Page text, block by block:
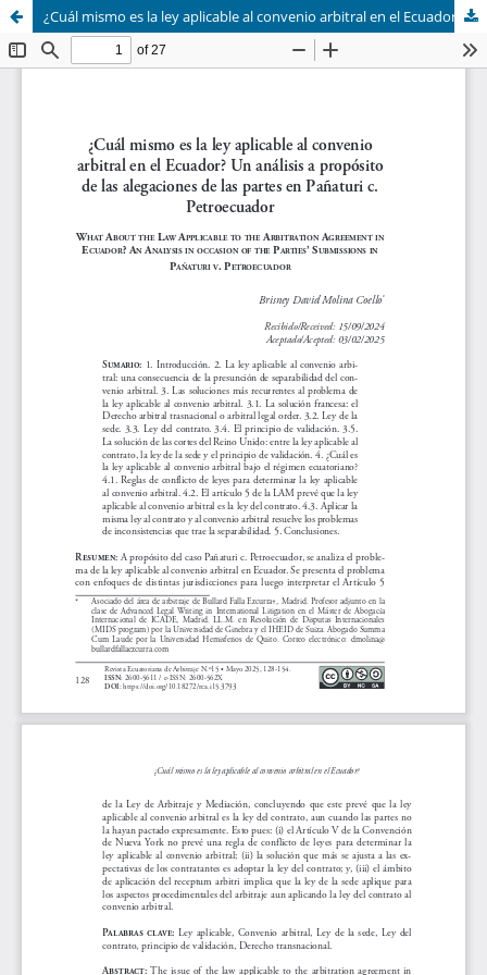
¿Cuál mismo es la ley aplicable al convenio arbitral en el Ecuador? Un análisis a propósito de las alegaciones de las partes en Pañaturi c. Petroecuador